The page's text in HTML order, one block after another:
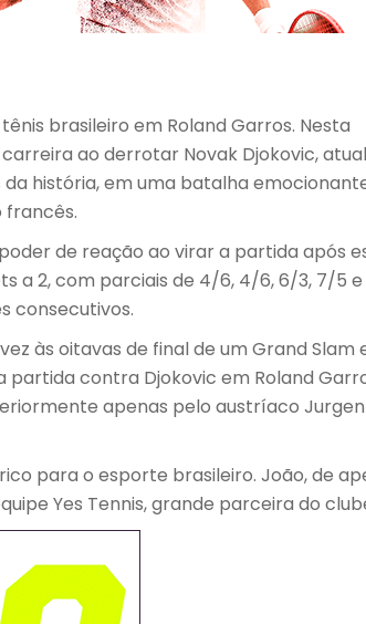
brasileiro em Roland Garros. Nesta
ao derrotar Novak Djokovic,
história, em uma batalha
francês.
de reação ao virar a partida após
a 2, com parciais de 4/6, 4/6, 6/3, 7/5
consecutivos.
às oitavas de final de um Grand Slam
contra Djokovic em Roland
apenas pelo austríaco Jurgen
para o esporte brasileiro. João, de
Yes Tennis, grande parceira do